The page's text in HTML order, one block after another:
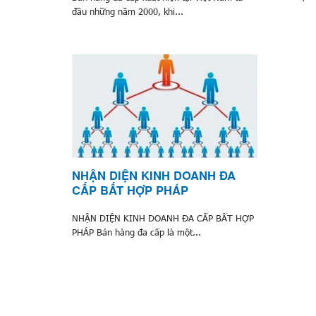
đầu những năm 2000, khi...
NHẬN DIỆN KINH DOANH ĐA
CẤP BẤT HỢP PHÁP
NHẬN DIỆN KINH DOANH ĐA CẤP BẤT HỢP
PHÁP Bán hàng đa cấp là một...